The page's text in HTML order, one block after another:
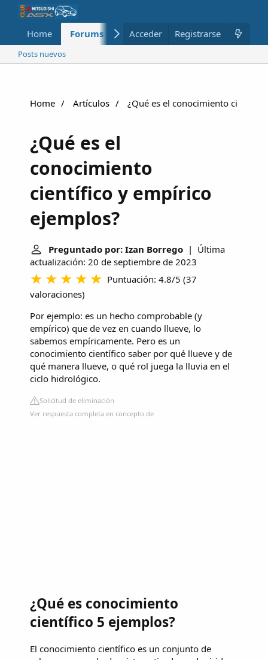
Home Forums Nuevo Miembros
Acceder Registrarse
Posts nuevos
Home Artículos ¿Qué es el conocimiento
¿Qué es el
conocimiento
científico y empírico
ejemplos?
Preguntado por: Izan Borrego | Última
actualización: 20 de septiembre de 2023
Puntuación: 4.8/5 (37
valoraciones)
Por ejemplo: es un hecho comprobable (y
empírico) que de vez en cuando llueve, lo
sabemos empíricamente. Pero es un
conocimiento científico saber por qué llueve y de
qué manera llueve, o qué rol juega la lluvia en el
ciclo hidrológico.
Solicitud de eliminación
Ver respuesta completa en concepto.de
¿Qué es conocimiento
científico 5 ejemplos?
El conocimiento científico es un conjunto de